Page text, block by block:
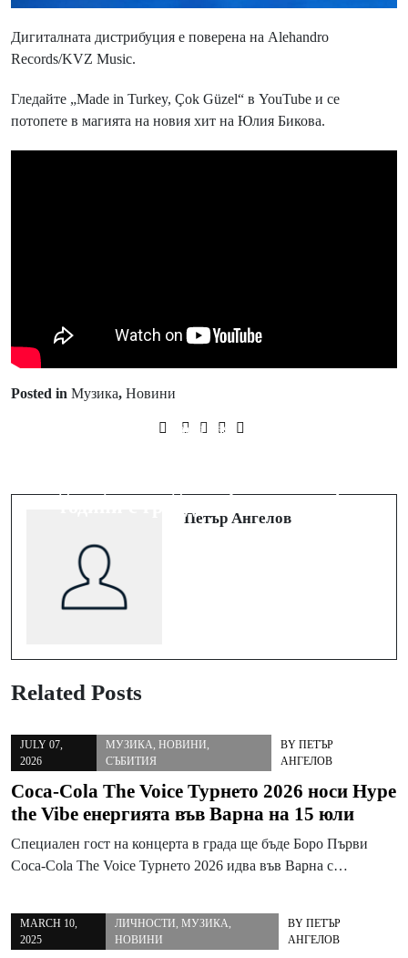
Дигиталната дистрибуция е поверена на Alehandro
Records/KVZ Music.
Гледайте „Made in Turkey, Çok Güzel“ в YouTube и се
потопете в магията на новия хит на Юлия Бикова.
Posted in Музика, Новини
Prev Post
Next Post
Петър Ангелов
Related Posts
JULY 07,
2026
МУЗИКА, НОВИНИ,
СЪБИТИЯ
BYПЕТЪР
АНГЕЛОВ
Coca-Cola The Voice Турнето 2026 носи Hype
the Vibe енергията във Варна на 15 юли
Специален гост на концерта в града ще бъде Боро Първи
Coca-Cola The Voice Турнето 2026 идва във Варна с…
MARCH 10,
2025
ЛИЧНОСТИ, МУЗИКА,
НОВИНИ
BYПЕТЪР
АНГЕЛОВ